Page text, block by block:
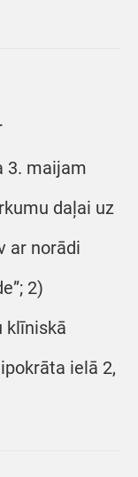
3. maijam
daļai uz
ar norādi
2)
klīniskā
ielā 2,